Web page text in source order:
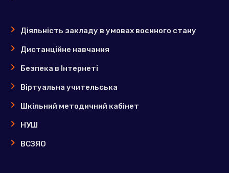
Діяльність закладу в умовах воєнного стану
Дистанційне навчання
Безпека в Інтернеті
Віртуальна учительська
Шкільний методичний кабінет
НУШ
ВСЗЯО